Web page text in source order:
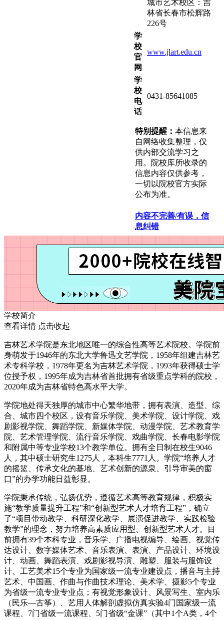
城市艺术校区：吉
林省长春市松辉路
226号
学
校
官
网
www.jlart.edu.cn
学
校
电
话
0431-85641085
特别提醒： 本信息来
自网络收集整理，仅
供内部交流学习之
用。院校库所收录的
信息内容仅供参考，
一切以院校官方实际
公布为准。
内容不完善/有误，信
息纠错
学校简介
查看详情 点击收起
吉林艺术学院是东北地区唯一的综合性高等艺术院校。学院前
身萌发于1946年的东北大学鲁迅文艺学院，1958年组建吉林艺
术专科学校，1978年更名为吉林艺术学院，1993年获得硕士学
位授予权，1995年成为吉林省首批拥有省级重点学科的院校，
2020年成为吉林省特色高水平大学。
学院地处得天独厚的城市中心繁华地带，拥有表演、造型、综
合、城市四个校区，设有音乐学院、美术学院、设计学院、戏
剧影视学院、舞蹈学院、新媒体学院、动漫学院、艺术教育学
院、艺术管理学院、流行音乐学院、戏曲学院、长春电影学院
和附属中等专业学校13个教学单位。拥有全日制在校生9046
人，其中硕士研究生1275人，本科生7771人。学院“培养人才
的摇篮、传承文化的基地、艺术创新的源泉、引导审美的窗
口”的办学功能日益彰显。
学院秉承传统，弘扬优势，遵循艺术高等教育规律，积极实
施“教学质量提升工程”和“创新型艺术人才培育工程”，确立
了“项目带动教学、科研深化教学、展演促进教学、实践检验
教学”的理念，努力培养高素质应用型、创新型艺术人才。目
前拥有39个本科专业，音乐学、广播电视编导、绘画、视觉传
达设计、数字媒体艺术、音乐表演、表演、产品设计、环境设
计、动画、舞蹈表演、戏剧影视导演、雕塑、服装与服饰设
计、工艺美术15个专业为国家级一流专业建设点，播音与主持
艺术、中国画、作曲与作曲技术理论、美术学、摄影5个专业
为省级一流专业专业点；有视觉形象设计、风景写生、室内乐
（民乐—古筝）、艺用人体解剖虚拟仿真实验4门国家级一流
课程、7门省级一流课程、5门省级“金课”（其中1个A类，4个